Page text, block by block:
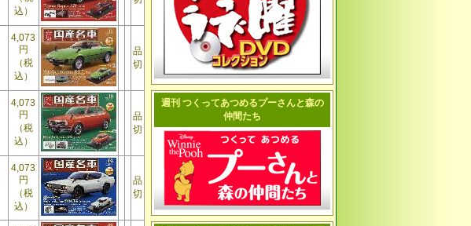
込）
4,073
円
（税
込）
品
切
4,073
円
（税
込）
品
切
4,073
円
（税
込）
品
切
週刊 つくってあつめるプーさんと森の
仲間たち